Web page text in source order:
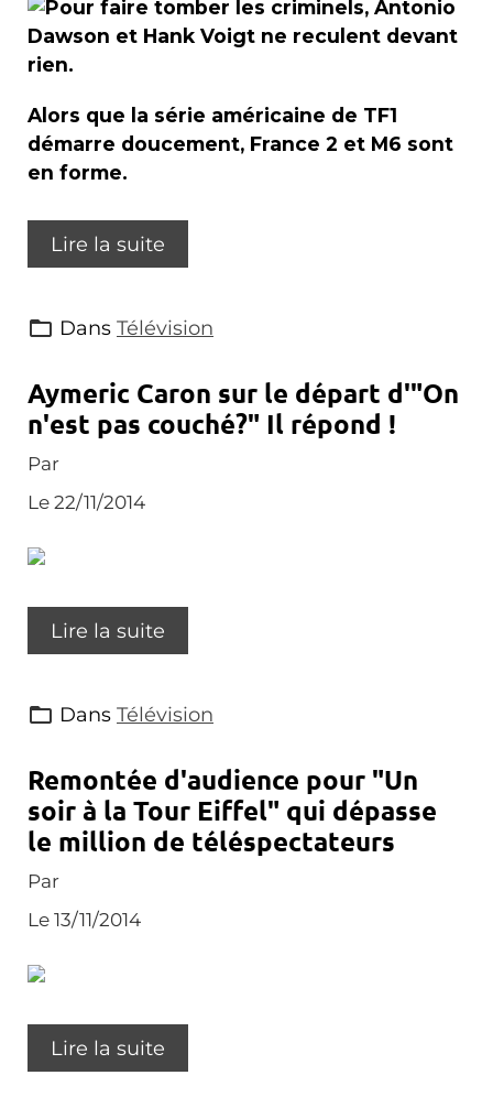
Alors que la série américaine de TF1
démarre doucement, France 2 et M6 sont
en forme.
Lire la suite
Dans Télévision
Aymeric Caron sur le départ d'"On
n'est pas couché?" Il répond !
Par
Le 22/11/2014
Lire la suite
Dans Télévision
Remontée d'audience pour "Un
soir à la Tour Eiffel" qui dépasse
le million de téléspectateurs
Par
Le 13/11/2014
Lire la suite